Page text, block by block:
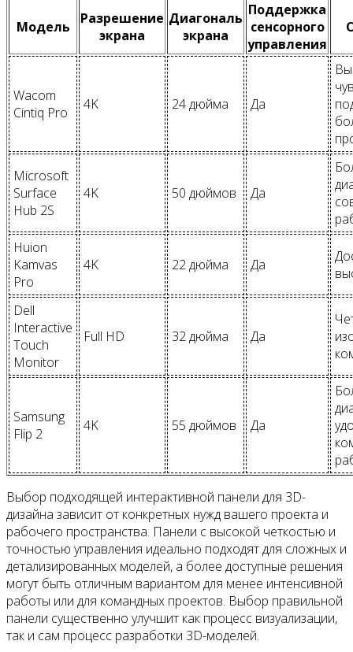
Модель
Разрешение
экрана
Диагональ
экрана
Поддержка
сенсорного
управления
Wacom
Cintiq Pro
4K 24 дюйма Да
Microsoft
Surface
Hub 2S
4K 50 дюймов Да
Huion
Kamvas
Pro
4K 22 дюйма Да
Dell
Interactive
Touch
Monitor
Full HD 32 дюйма Да
Samsung
Flip 2
4K 55 дюймов Да
Выбор подходящей интерактивной панели для 3D-
дизайна зависит от конкретных нужд вашего проекта и
рабочего пространства. Панели с высокой четкостью и
точностью управления идеально подходят для сложных и
детализированных моделей, а более доступные решения
могут быть отличным вариантом для менее интенсивной
работы или для командных проектов. Выбор правильной
панели существенно улучшит как процесс визуализации,
так и сам процесс разработки 3D-моделей.